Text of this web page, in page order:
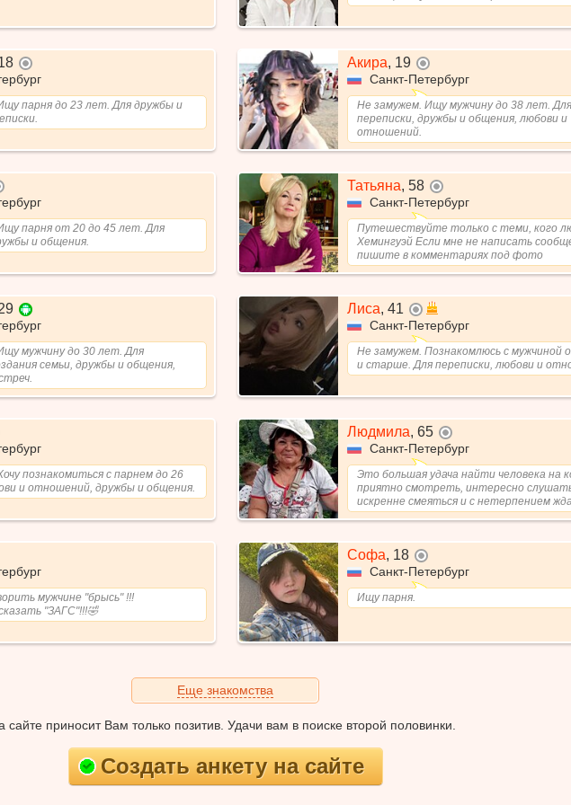
парня до 23 лет. Для дружбы и
Акира, 19
Санкт-Петербург
Не замужем. Ищу мужчину до 38 лет. Для
переписки, дружбы и общения, любови и
отношений.
парня от 20 до 45 лет. Для
и общения.
Татьяна, 58
Санкт-Петербург
Путешествуйте только с теми, кого
Хемингуэй Если мне не написать
пишите в комментариях под фото
мужчину до 30 лет. Для
семьи, дружбы и общения,
Лиса, 41 не в сети
Санкт-Петербург
Не замужем. Познакомлюсь с мужчиной
и старше. Для переписки, любови и
познакомиться с парнем до 26
и отношений, дружбы и общения.
Людмила, 65
Санкт-Петербург
Это большая удача найти человека на
приятно смотреть, интересно
искренне смеяться и с нетерпением
мужчине "брысь" !!!
"ЗАГС"!!!🤣
Софа, 18
Санкт-Петербург
Ищу парня.
Еще знакомства
приносит Вам только позитив. Удачи вам в поиске второй половинки.
Создать анкету на сайте